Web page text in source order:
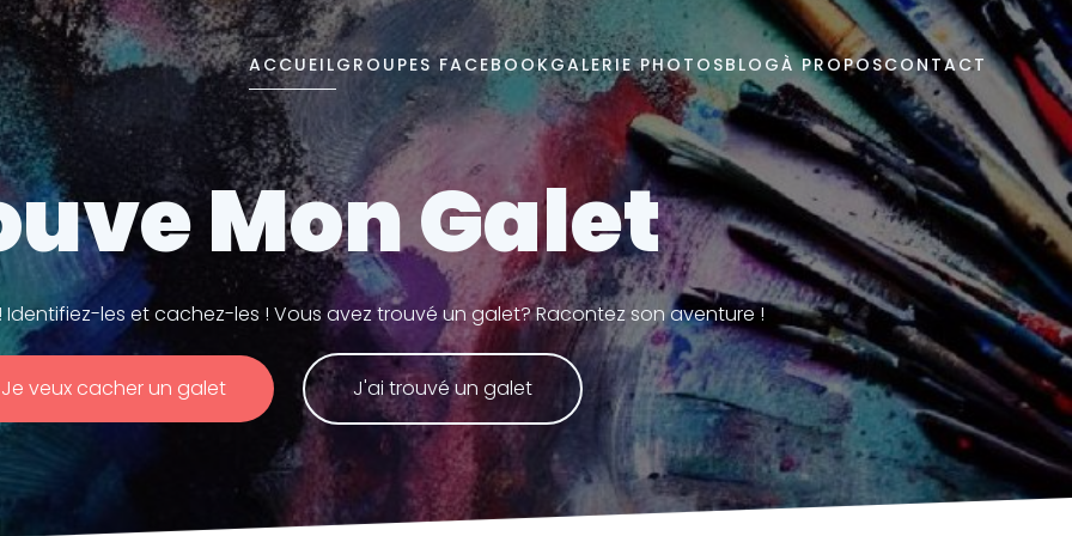
ACCUEILGROUPES FACEBOOKGALERIE PHOTOSBLOGÀ PROPOSCONTACT
Mon Galet
Identifiez-les et cachez-les ! Vous avez trouvé un galet? Racontez son aventure !
Je veux cacher un galet J'ai trouvé un galet